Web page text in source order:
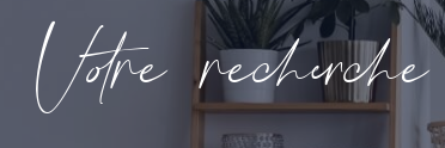
Vore recece